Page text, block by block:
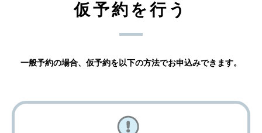
仮予約を行う
一般予約の場合、仮予約を以下の方法でお申込みできます。